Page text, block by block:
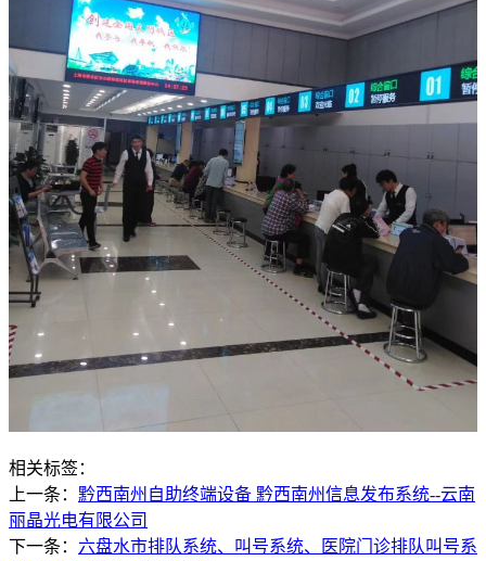
相关标签：
上一条： 黔西南州自助终端设备 黔西南州信息发布系统--云南
丽晶光电有限公司
下一条： 六盘水市排队系统、叫号系统、医院门诊排队叫号系